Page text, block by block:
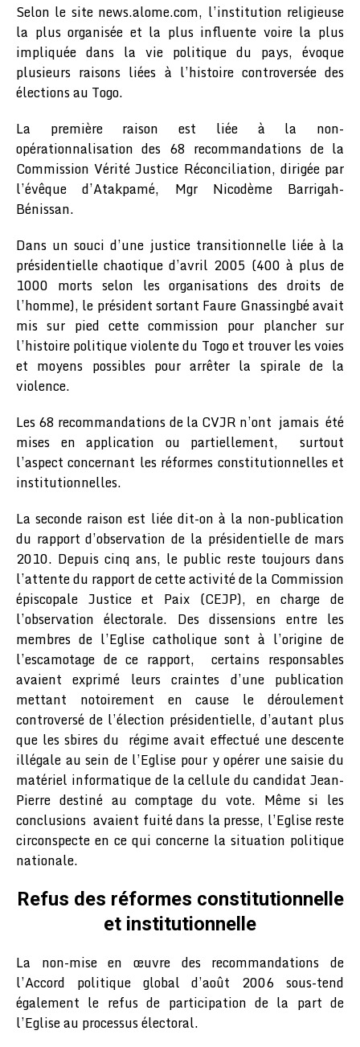
Selon le site news.alome.com, l’institution religieuse
la plus organisée et la plus influente voire la plus
impliquée dans la vie politique du pays, évoque
plusieurs raisons liées à l’histoire controversée des
élections au Togo.
La première raison est liée à la non-
opérationnalisation des 68 recommandations de la
Commission Vérité Justice Réconciliation, dirigée par
l’évêque d’Atakpamé, Mgr Nicodème Barrigah-
Bénissan.
Dans un souci d’une justice transitionnelle liée à la
présidentielle chaotique d’avril 2005 (400 à plus de
1000 morts selon les organisations des droits de
l’homme), le président sortant Faure Gnassingbé avait
mis sur pied cette commission pour plancher sur
l’histoire politique violente du Togo et trouver les voies
et moyens possibles pour arrêter la spirale de la
violence.
Les 68 recommandations de la CVJR n’ont jamais été
mises en application ou partiellement, surtout
l’aspect concernant les réformes constitutionnelles et
institutionnelles.
La seconde raison est liée dit-on à la non-publication
du rapport d’observation de la présidentielle de mars
2010. Depuis cinq ans, le public reste toujours dans
l’attente du rapport de cette activité de la Commission
épiscopale Justice et Paix (CEJP), en charge de
l’observation électorale. Des dissensions entre les
membres de l’Eglise catholique sont à l’origine de
l’escamotage de ce rapport, certains responsables
avaient exprimé leurs craintes d’une publication
mettant notoirement en cause le déroulement
controversé de l’élection présidentielle, d’autant plus
que les sbires du régime avait effectué une descente
illégale au sein de l’Eglise pour y opérer une saisie du
matériel informatique de la cellule du candidat Jean-
Pierre destiné au comptage du vote. Même si les
conclusions avaient fuité dans la presse, l’Eglise reste
circonspecte en ce qui concerne la situation politique
nationale.
Refus des réformes constitutionnelle
et institutionnelle
La non-mise en œuvre des recommandations de
l’Accord politique global d’août 2006 sous-tend
également le refus de participation de la part de
l’Eglise au processus électoral.